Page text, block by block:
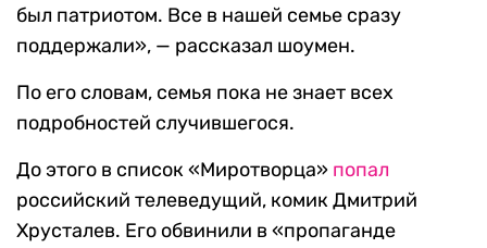
был патриотом. Все в нашей семье сразу
поддержали», — рассказал шоумен.
По его словам, семья пока не знает всех
подробностей случившегося.
До этого в список «Миротворца» попал
российский телеведущий, комик Дмитрий
Хрусталев. Его обвинили в «пропаганде